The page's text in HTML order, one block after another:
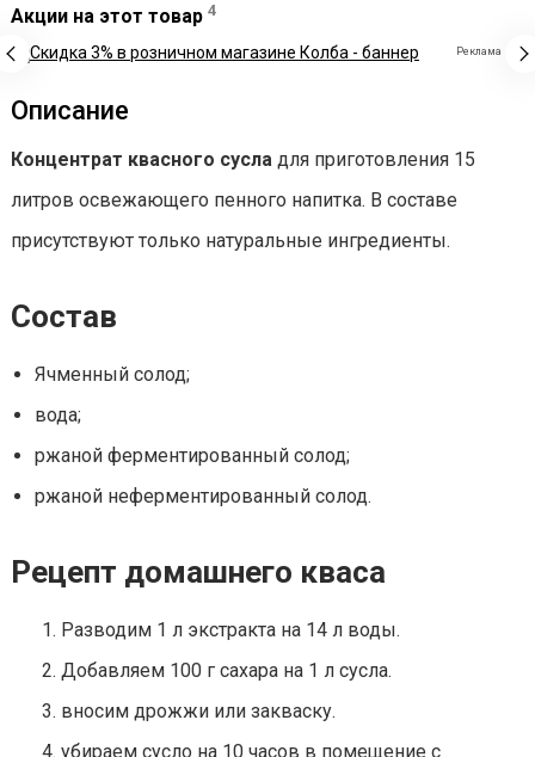
Акции на этот товар 4
Реклама
Описание
Концентрат квасного сусла для приготовления 15
литров освежающего пенного напитка. В составе
присутствуют только натуральные ингредиенты.
Состав
Ячменный солод;
вода;
ржаной ферментированный солод;
ржаной неферментированный солод.
Рецепт домашнего кваса
Разводим 1 л экстракта на 14 л воды.
Добавляем 100 г сахара на 1 л сусла.
вносим дрожжи или закваску.
убираем сусло на 10 часов в помещение с